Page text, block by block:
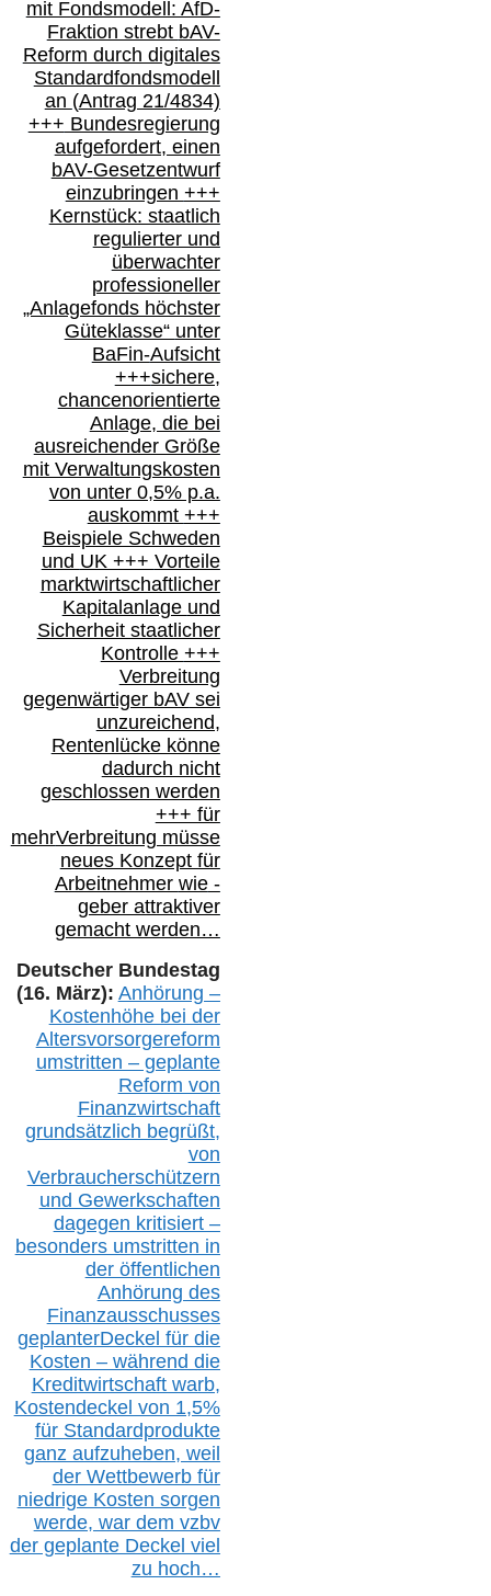
mit Fondsmodell: AfD-
Fraktion strebt bAV-
Reform durch digitales
Standardfondsmodell
an (Antrag 21/4834)
+++ Bundesregierung
aufgefordert, einen
bAV-Gesetzentwurf
einzubringen +++
Kernstück: staatlich
regulierter und
überwachter
professioneller
„Anlagefonds höchster
Güteklasse“ unter
BaFin-Aufsicht
+++sichere,
chancenorientierte
Anlage, die bei
ausreichender Größe
mit Verwaltungskosten
von unter 0,5% p.a.
auskommt +++
Beispiele Schweden
und UK +++ Vorteile
marktwirtschaftlicher
Kapitalanlage und
Sicherheit staatlicher
Kontrolle +++
Verbreitung
gegenwärtiger bAVsei
unzureichend,
Rentenlücke könne
dadurch nicht
geschlossen werden
+++ für
mehrVerbreitung müsse
neues Konzept für
Arbeitnehmer wie-
geber attraktiver
gemacht werden…
Deutscher Bundestag
(16. März): Anhörung –
Kostenhöhe bei der
Altersvorsorgereform
umstritten – geplante
Reform von
Finanzwirtschaft
grundsätzlich begrüßt,
von
Verbraucherschützern
und Gewerkschaften
dagegen kritisiert –
besonders umstritten in
der öffentlichen
Anhörung des
Finanzausschusses
geplanterDeckel für die
Kosten – während die
Kreditwirtschaft warb,
Kostendeckel von 1,5%
für Standardprodukte
ganz aufzuheben, weil
der Wettbewerb für
niedrige Kosten sorgen
werde, war dem vzbv
der geplante Deckel viel
zu hoch…